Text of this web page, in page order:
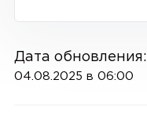
Дата обновления:
04.08.2025 в 06:00